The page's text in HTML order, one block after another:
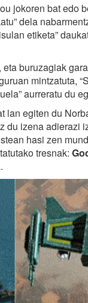
jokoren bat edo
dela
etiketa”
buruzagiak
mintzatuta,
aurreratu du
lan egiten du
du izena
hasi zen
tresnak: